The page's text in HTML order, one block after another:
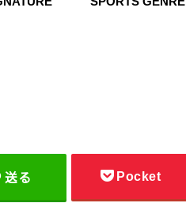
送る Pocket